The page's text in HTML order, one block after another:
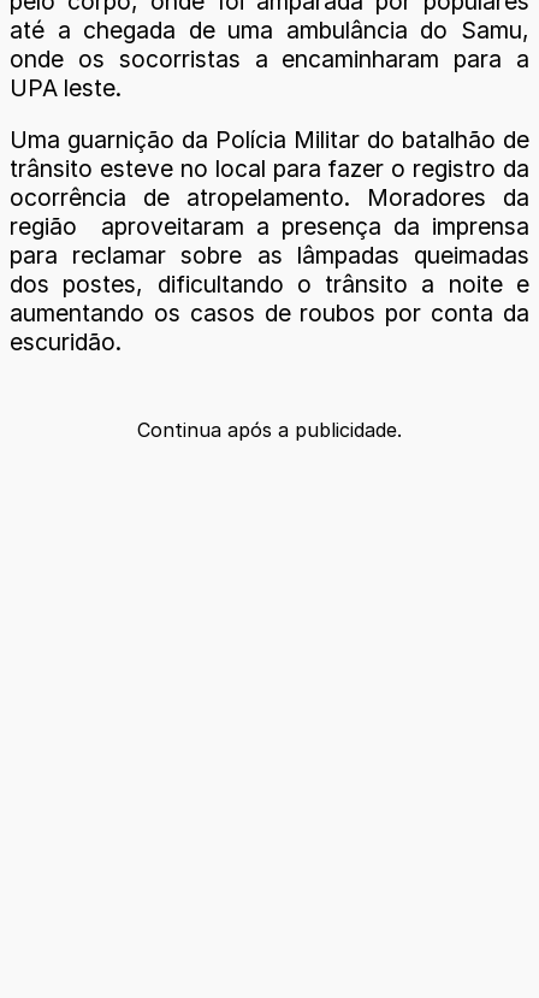
até a chegada de uma ambulância do Samu,
onde os socorristas a encaminharam para a
UPA leste.
Uma guarnição da Polícia Militar do batalhão de
trânsito esteve no local para fazer o registro da
ocorrência de atropelamento. Moradores da
região aproveitaram a presença da imprensa
para reclamar sobre as lâmpadas queimadas
dos postes, dificultando o trânsito a noite e
aumentando os casos de roubos por conta da
escuridão.
Continua após a publicidade.